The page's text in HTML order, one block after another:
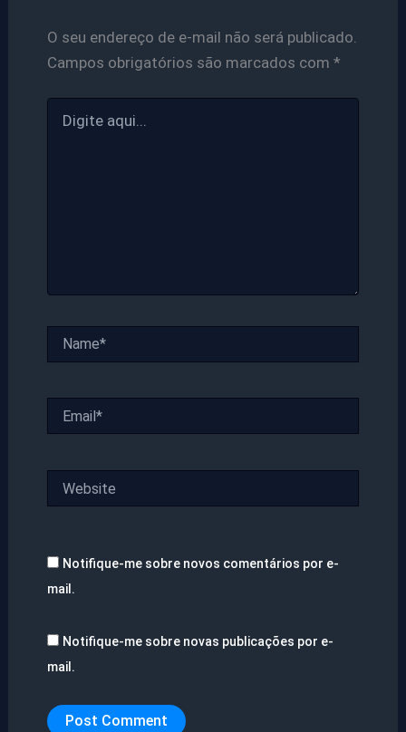
O seu endereço de e-mail não será publicado.
Campos obrigatórios são marcados com *
aqui...
Notifique-me sobre novos comentários por e-
mail.
Notifique-me sobre novas publicações por e-
mail.